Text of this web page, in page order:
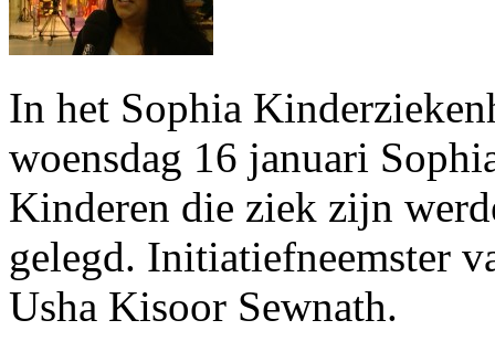
In het Sophia
woensdag 16 januari
Kinderen die ziek zijn
gelegd. Initiatiefneemster
Usha Kisoor Sewnath.